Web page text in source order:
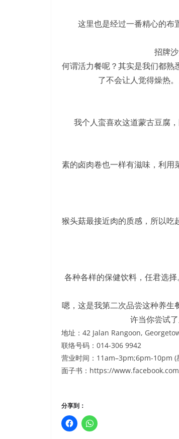
这里也是经过一番精心的布
招牌
何谓活力餐呢？其实是我们都熟
了不会让人觉得燥热
我个人蛮喜欢这道蒙古豆腐
素的卤肉卷也一样有滋味，利用
猴头菇最接近肉的质感，所以吃
各种各样的保健饮料，任君选
嗯，这是我第二次品尝这种养生
许当你尝试
地址：42 Jalan Rangoon,
联络号码：014-306 9942
营业时间：11am–3pm;6pm-10pm (
面子书：https://
分享到：